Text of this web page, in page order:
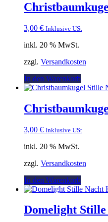
3,00 € Inklusive USt
inkl. 20 % MwSt.
zzgl. Versandkosten
In den Warenkorb
3,00 € Inklusive USt
inkl. 20 % MwSt.
zzgl. Versandkosten
In den Warenkorb
Domelight